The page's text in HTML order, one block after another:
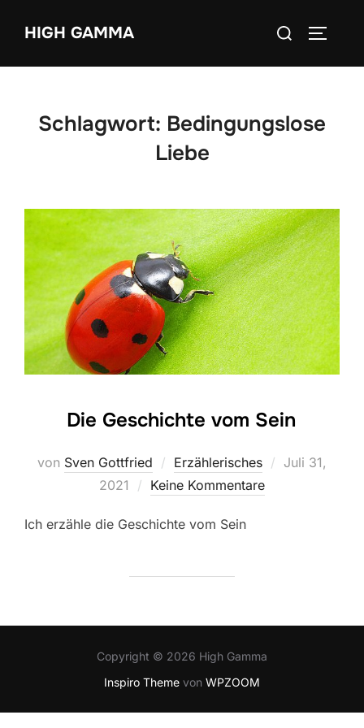
InhaltHIGH GAMMA
Suchen
Schlagwort: Bedingungslose
Liebe
Die Geschichte vom Sein
von Sven Gottfried Erzählerisches
Veröffentlicht
Juli 31,
2021
Keine Kommentare
Ich erzähle die Geschichte vom Sein
Copyright © 2026 High Gamma
Inspiro Theme von WPZOOM